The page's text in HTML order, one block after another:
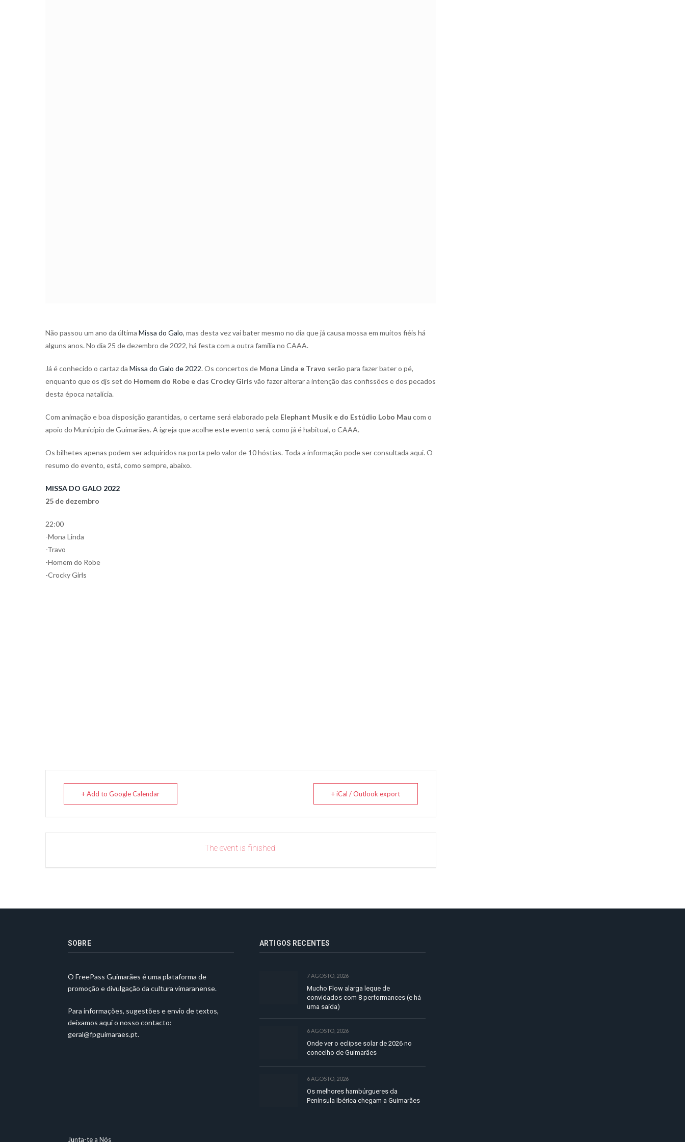
Não passou um ano da última Missa do Galo, mas desta vez vai bater mesmo no dia que já causa mossa em muitos fiéis há
alguns anos. No dia 25 de dezembro de 2022, há festa com a outra família no CAAA.
Já é conhecido o cartaz da Missa do Galo de 2022. Os concertos de Mona Linda e Travo serão para fazer bater o pé,
enquanto que os djs set do Homem do Robe e das Crocky Girls vão fazer alterar a intenção das confissões e dos pecados
desta época natalícia.
Com animação e boa disposição garantidas, o certame será elaborado pela Elephant Musik e do Estúdio Lobo Mau com o
apoio do Município de Guimarães. A igreja que acolhe este evento será, como já é habitual, o CAAA.
Os bilhetes apenas podem ser adquiridos na porta pelo valor de 10 hóstias. Toda a informação pode ser consultada aqui. O
resumo do evento, está, como sempre, abaixo.
MISSA DO GALO 2022
25 de dezembro
22:00
-Mona Linda
-Travo
-Homem do Robe
-Crocky Girls
+ Add to Google Calendar + iCal / Outlook export
The event is finished.
SOBRE
O FreePass Guimarães é uma plataforma de
promoção e divulgação da cultura vimaranense.
Para informações, sugestões e envio de textos,
deixamos aqui o nosso contacto:
geral@fpguimaraes.pt.
ARTIGOS RECENTES
7 AGOSTO, 2026
Mucho Flow alarga leque de
convidados com 8 performances (e há
uma saída)
6 AGOSTO, 2026
Onde ver o eclipse solar de 2026 no
concelho de Guimarães
6 AGOSTO, 2026
Os melhores hambúrgueres da
Península Ibérica chegam a Guimarães
Junta-te a Nós